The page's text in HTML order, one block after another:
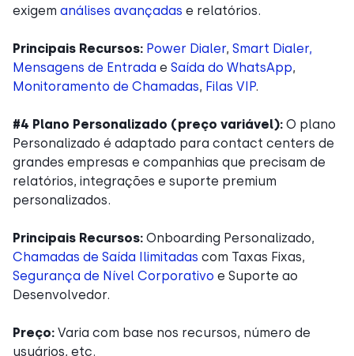
exigem análises avançadas e relatórios.
Principais Recursos: Power Dialer, Smart Dialer,
Mensagens de Entrada e Saída do WhatsApp,
Monitoramento de Chamadas, Filas VIP.
#4 Plano Personalizado (preço variável): O plano
Personalizado é adaptado para contact centers de
grandes empresas e companhias que precisam de
relatórios, integrações e suporte premium
personalizados.
Principais Recursos: Onboarding Personalizado,
Chamadas de Saída Ilimitadas com Taxas Fixas,
Segurança de Nível Corporativo e Suporte ao
Desenvolvedor.
Preço: Varia com base nos recursos, número de
usuários, etc.